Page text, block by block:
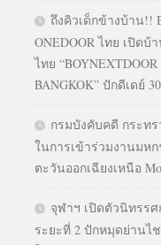
ถึงคิวเด็กข้างบ้าน!!
ONEDOOR ไทย เปิด
ไทย
BANGKOK” ปักดีเดย์
กรมบังคับคดี กระท
ในการเข้าร่วมงานมห
ตะวันออกเฉียงเหนือ
จุฬาฯ เปิดตัวนิทรรศ
ระยะที่ 2 ปักหมุดย่านไ